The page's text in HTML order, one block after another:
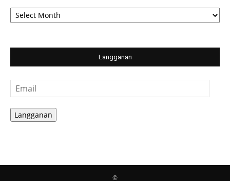
Arsip
Berita
Langganan
Email
Langganan
©